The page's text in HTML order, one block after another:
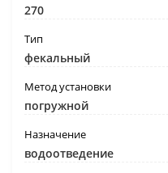
270
Тип
фекальный
Метод установки
погружной
Назначение
водоотведение